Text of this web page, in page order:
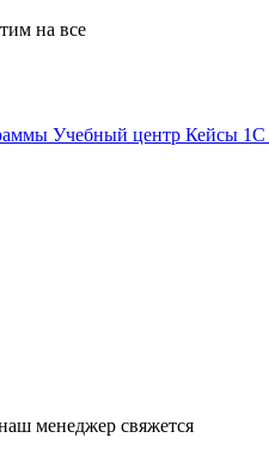
на все
Учебный центр Кейсы 1С
менеджер свяжется